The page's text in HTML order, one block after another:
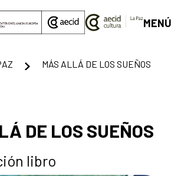
principal
MENÚ
MÁS ALLÁ DE LOS SUEÑOS
DE LOS SUEÑOS
libro